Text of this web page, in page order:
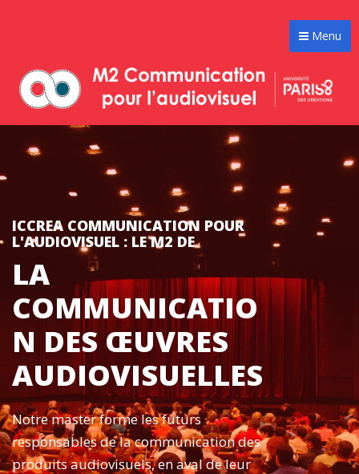
Menu
ICCREA COMMUNICATION POUR
L'AUDIOVISUEL : LE M2 DE
LA
COMMUNICATIO
N DES ŒUVRES
AUDIOVISUELLES
Notre master forme les futurs
responsables de la communication des
produits audiovisuels, en aval de leur